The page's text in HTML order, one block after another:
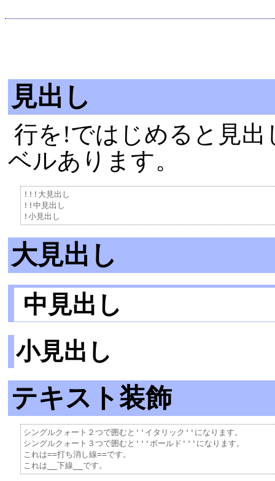
見出し
行を!ではじめると見
ベルあります。
!!!大見出し
!!中見出し
大見出し
中見出し
小見出し
テキスト装飾
シングルクォート２つで囲むと''イタリック''になります。
シングルクォート３つで囲むと'''ボールド'''になります。
これは==打ち消し線==です。